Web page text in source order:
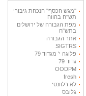
"מגש הכסף" הנכחת גיבורי
תש"ח בהווה
מפת הגבורה של ירושלים
בתש"ח
אתר הגבורה
SIGTRS
פלוגה י' מגדוד 79
גדוד 79
OODPM
fresh
לא רלוונטי
גלובס